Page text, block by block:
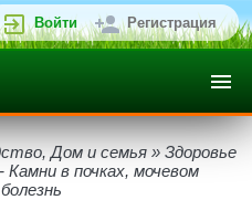
Войти Регистрация
Дом и семья » Здоровье
Камни в почках, мочевом